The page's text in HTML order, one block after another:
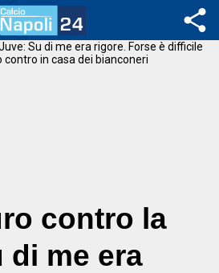
contro la
di me era